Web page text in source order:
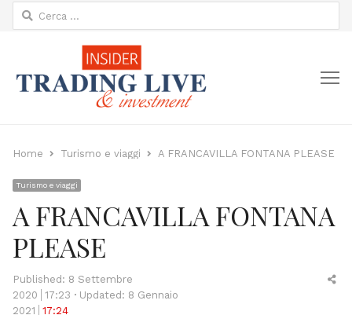
Ricerca
per:
Home Turismo e viaggi A FRANCAVILLA FONTANA PLEASE
Turismo e viaggi
A FRANCAVILLA FONTANA
PLEASE
Published: 8 Settembre
2020
17:23
Updated: 8 Gennaio
2021
17:24